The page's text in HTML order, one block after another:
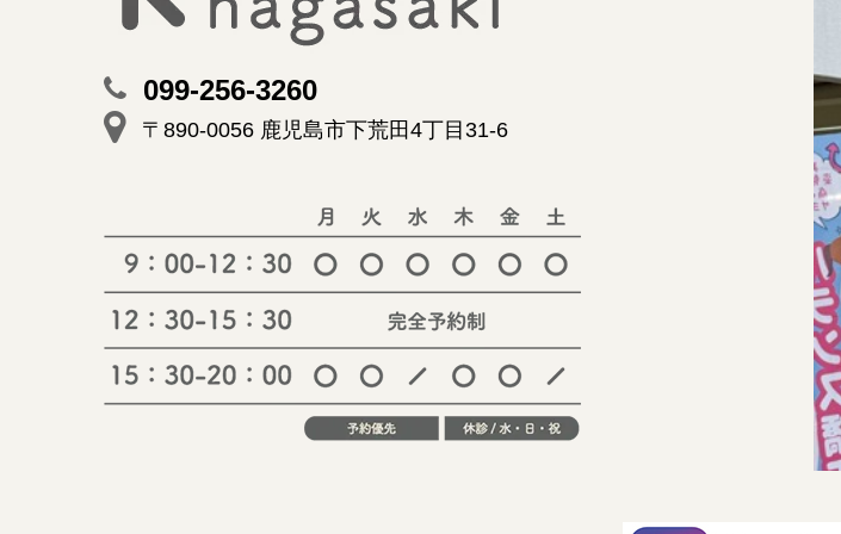
099-256-3260
〒890-0056 鹿児島市下荒田4丁目31-6